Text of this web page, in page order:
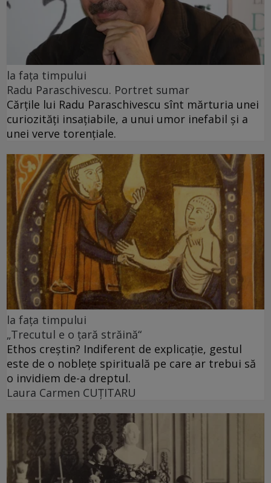
la fața timpului
Radu Paraschivescu. Portret sumar
Cărţile lui Radu Paraschivescu sînt mărturia unei
curiozităţi insaţiabile, a unui umor inefabil şi a
unei verve torenţiale.
la fața timpului
„Trecutul e o țară străină“
Ethos creștin? Indiferent de explicație, gestul
este de o noblețe spirituală pe care ar trebui să
o invidiem de-a dreptul.
Laura Carmen CUȚITARU